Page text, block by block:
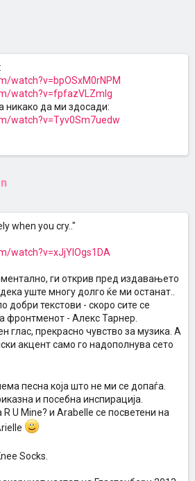
не?
watch?v=bpOSxM0rNPM
watch?v=fpfazVLZmlg
никако да ми здосади:
watch?v=Tyv0Sm7uedw
when you cry.."
watch?v=xJjYIOgs1DA
ги открив пред издавањето
уште многу долго ќе ми останат..
добри текстови - скоро сите се
фронтменот - Алекс Тарнер.
глас, прекрасно чувство за музика. А
акцент само го надополнува сето
песна која што не ми се допаѓа.
и посебна инспирација.
U Mine? и Arabelle се посветени на
Socks.